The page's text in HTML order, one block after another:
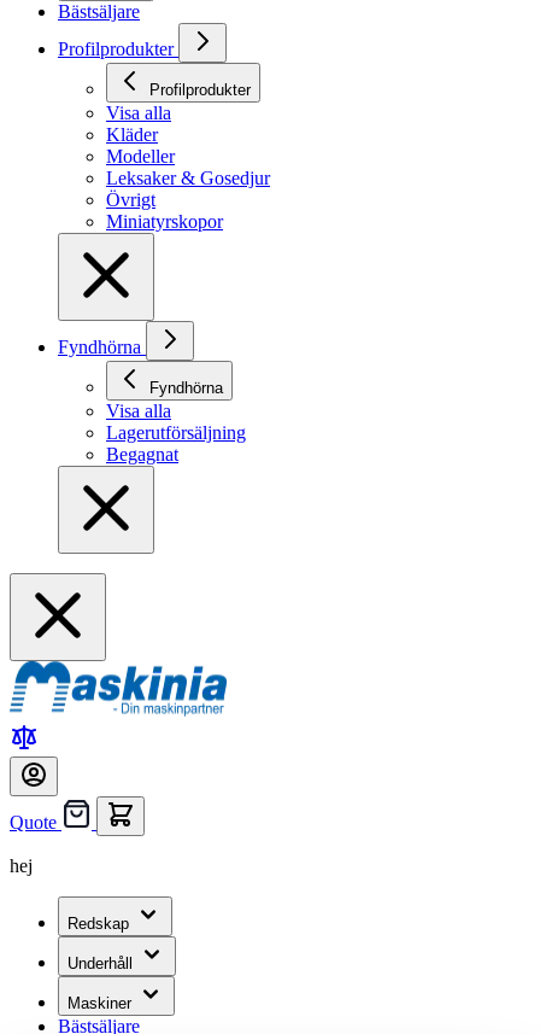
Bästsäljare
Profilprodukter
Profilprodukter
Visa alla
Kläder
Modeller
Leksaker & Gosedjur
Övrigt
Miniatyrskopor
Fyndhörna
Fyndhörna
Visa alla
Lagerutförsäljning
Begagnat
Quote
hej
Redskap
Underhåll
Maskiner
Bästsäljare